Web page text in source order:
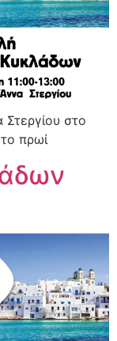
στο
πρωί